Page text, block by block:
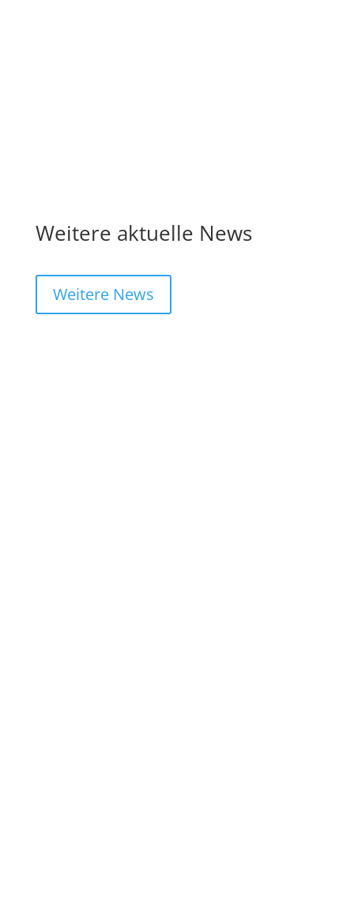
Weitere aktuelle News
Weitere News